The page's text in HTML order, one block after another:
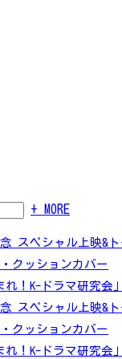
+ MORE
スペシャル上映&
クッションカバー
！K-ドラマ研究会」
スペシャル上映&
クッションカバー
！K-ドラマ研究会」